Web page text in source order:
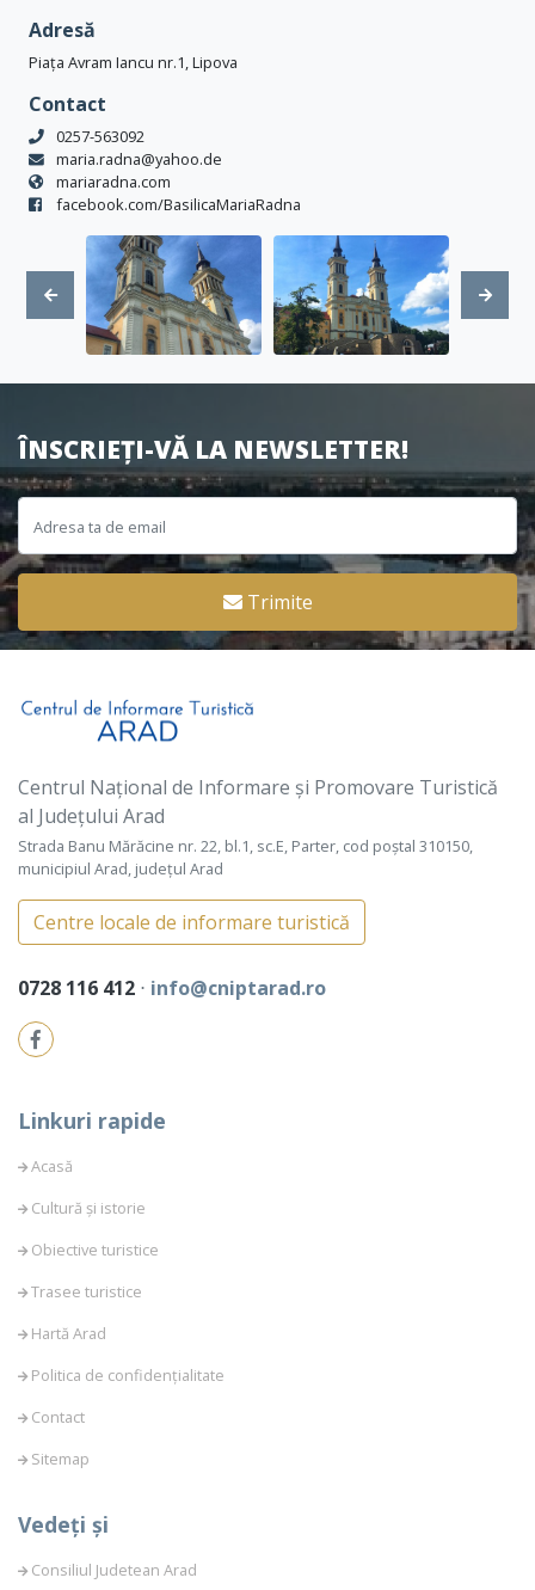
Adresă
Piața Avram Iancu nr.1, Lipova
Contact
0257-563092
maria.radna@yahoo.de
mariaradna.com
facebook.com/BasilicaMariaRadna
ÎNSCRIEȚI-VĂ LA NEWSLETTER!
Trimite
Centrul Național de Informare și Promovare Turistică
al Județului Arad
Strada Banu Mărăcine nr. 22, bl.1, sc.E, Parter, cod poștal 310150,
municipiul Arad, județul Arad
Centre locale de informare turistică
0728 116 412 ⋅ info@cniptarad.ro
Linkuri rapide
Acasă
Cultură și istorie
Obiective turistice
Trasee turistice
Hartă Arad
Politica de confidențialitate
Contact
Sitemap
Vedeți și
Consiliul Judetean Arad